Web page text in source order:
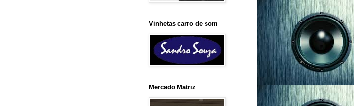
Vinhetas carro de som
Mercado Matriz